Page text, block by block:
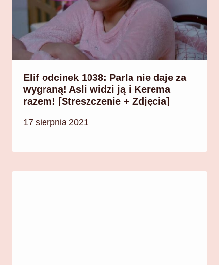
Elif odcinek 1038: Parla nie daje za
wygraną! Asli widzi ją i Kerema
razem! [Streszczenie + Zdjęcia]
17 sierpnia 2021